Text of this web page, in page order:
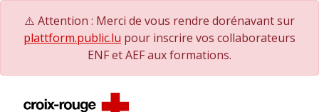
⚠️ Attention : Merci de vous rendre dorénavant sur
plattform.public.lu pour inscrire vos collaborateurs
ENF et AEF aux formations.